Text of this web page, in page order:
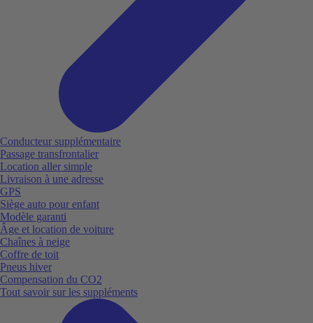
Conducteur supplémentaire
Passage transfrontalier
Location aller simple
Livraison à une adresse
GPS
Siège auto pour enfant
Modèle garanti
Âge et location de voiture
Chaînes à neige
Coffre de toit
Pneus hiver
Compensation du CO2
Tout savoir sur les suppléments